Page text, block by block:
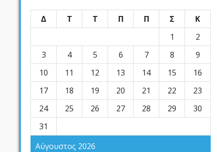
Αύγουστος 2026
Δ Τ Τ Π Π Σ
Κ
1
2
3
4 5 6 7 8
9
10
11 12 13 14 15
16
17
18 19 20 21 22
23
24
25 26 27 28 29
30
31